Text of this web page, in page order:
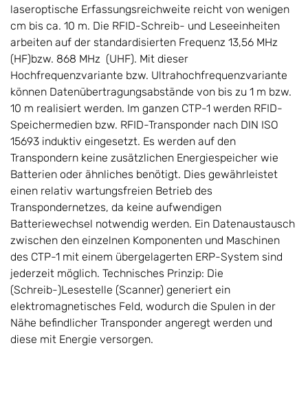
laseroptische Erfassungsreichweite reicht von wenigen
cm bis ca. 10 m. Die RFID-Schreib- und Leseeinheiten
arbeiten auf der standardisierten Frequenz 13,56 MHz
(HF)bzw. 868 MHz (UHF). Mit dieser
Hochfrequenzvariante bzw. Ultrahochfrequenzvariante
können Datenübertragungsabstände von bis zu 1 m bzw.
10 m realisiert werden. Im ganzen CTP-1 werden RFID-
Speichermedien bzw. RFID-Transponder nach DIN ISO
15693 induktiv eingesetzt. Es werden auf den
Transpondern keine zusätzlichen Energiespeicher wie
Batterien oder ähnliches benötigt. Dies gewährleistet
einen relativ wartungsfreien Betrieb des
Transpondernetzes, da keine aufwendigen
Batteriewechsel notwendig werden. Ein Datenaustausch
zwischen den einzelnen Komponenten und Maschinen
des CTP-1 mit einem übergelagerten ERP-System sind
jederzeit möglich. Technisches Prinzip: Die
(Schreib-)Lesestelle (Scanner) generiert ein
elektromagnetisches Feld, wodurch die Spulen in der
Nähe befindlicher Transponder angeregt werden und
diese mit Energie versorgen.